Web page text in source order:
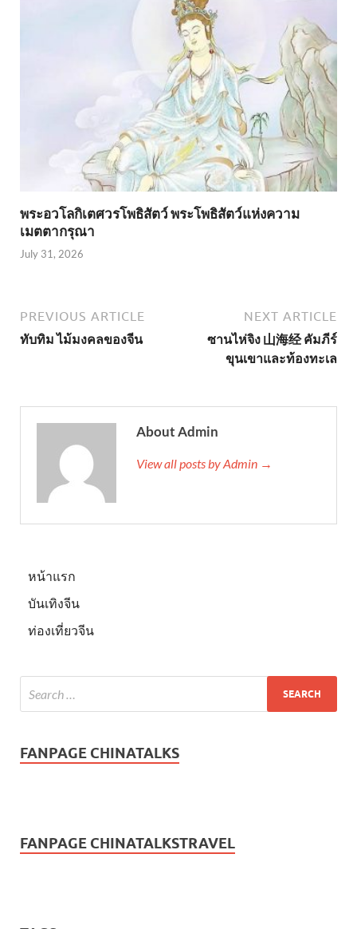
พระอวโลกิเตศวรโพธิสัตว์ พระโพธิสัตว์แห่งความ
เมตตากรุณา
July 31, 2026
PREVIOUS ARTICLE
ทับทิม ไม้มงคลของจีน
NEXT ARTICLE
ซานไห่จิง 山海经 คัมภีร์
ขุนเขาและท้องทะเล
About Admin
View all posts by Admin →
หน้าแรก
บันเทิงจีน
ท่องเที่ยวจีน
FANPAGE CHINATALKS
FANPAGE CHINATALKSTRAVEL